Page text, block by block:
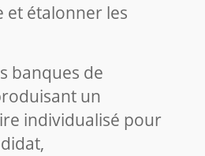
et étalonner les
banques de
un
individualisé pour